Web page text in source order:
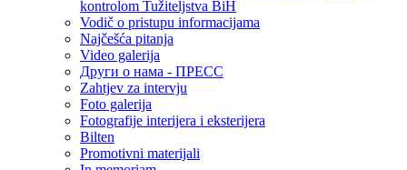
kontrolom Tužiteljstva BiH
Vodič o pristupu informacijama
Najčešća pitanja
Video galerija
Други о нама - ПРЕСC
Zahtjev za intervju
Foto galerija
Fotografije interijera i eksterijera
Bilten
Promotivni materijali